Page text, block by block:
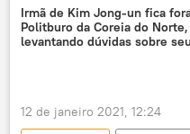
Organização das Nações Unidas
EUA
península coreana
Conselho de Segurança
Irmã de Kim Jong-un fica
Politburo da Coreia do Norte,
levantando dúvidas sobre
12 de janeiro 2021, 12:24